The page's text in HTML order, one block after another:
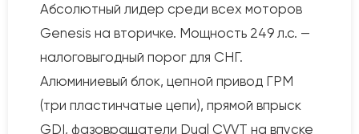
Абсолютный лидер среди всех моторов
Genesis на вторичке. Мощность 249 л.с. —
налоговыгодный порог для СНГ.
Алюминиевый блок, цепной привод ГРМ
(три пластинчатые цепи), прямой впрыск
GDI, фазовращатели Dual CVVT на впуске